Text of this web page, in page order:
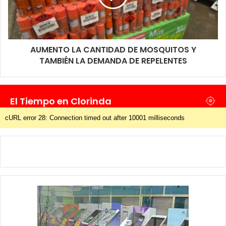
AUMENTO LA CANTIDAD DE MOSQUITOS Y
TAMBIÉN LA DEMANDA DE REPELENTES
El Tiempo en Clorinda
cURL error 28: Connection timed out after 10001 milliseconds